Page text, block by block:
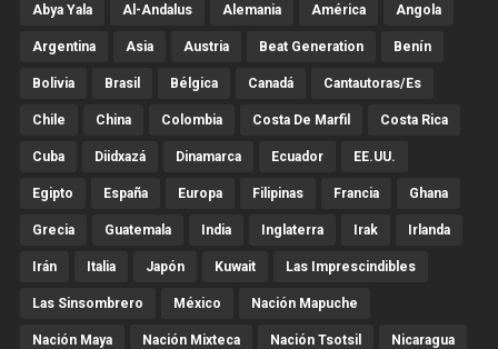
Abya Yala Al-Andalus Alemania América Angola
Argentina Asia Austria Beat Generation Benín
Bolivia Brasil Bélgica Canadá Cantautoras/es
Chile China Colombia Costa De Marfil Costa Rica
Cuba Diidxazá Dinamarca Ecuador EE.UU.
Egipto España Europa Filipinas Francia Ghana
Grecia Guatemala India Inglaterra Irak Irlanda
Irán Italia Japón Kuwait Las Imprescindibles
Las Sinsombrero México Nación Mapuche
Nación Maya Nación Mixteca Nación Tsotsil Nicaragua